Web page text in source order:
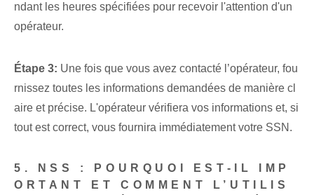
ndant les heures spécifiées pour recevoir l'attention d'un
opérateur.
Étape 3: Une fois que vous avez contacté l’opérateur, fou
rnissez toutes les informations demandées de manière cl
aire et précise. L'opérateur vérifiera vos informations et, si
tout est correct, vous fournira immédiatement votre SSN.
5. NSS : POURQUOI EST-IL IMP
ORTANT ET COMMENT L’UTILIS